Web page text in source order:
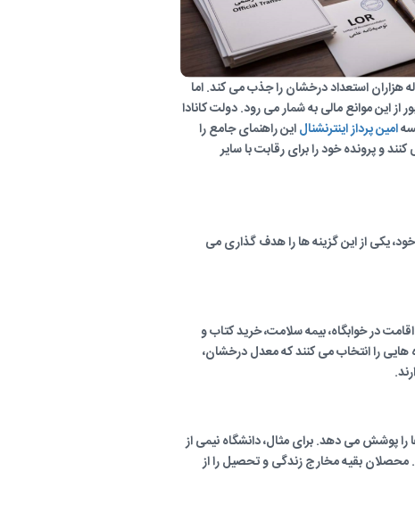
هزاران استعداد درخشان را جذب می کند. اما
این موانع مالی به شمار می رود. دولت کانادا
امین پرداز اینترنشنالاین راهنمای جامع را
کنند و پرونده خود را برای رقابت با سایر
یکی از این گزینه ها را هدف گذاری می
در خوابگاه، بیمه سلامت، خرید کتاب و
را انتخاب می کنند که معدل درخشان،
پوشش می دهد. برای مثال، دانشگاه نیمی از
محصلان بقیه مخارج زندگی و تحصیل را از